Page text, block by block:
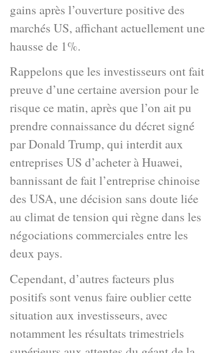
gains après l’ouverture positive des
marchés US, affichant actuellement une
hausse de 1%.
Rappelons que les investisseurs ont fait
preuve d’une certaine aversion pour le
risque ce matin, après que l’on ait pu
prendre connaissance du décret signé
par Donald Trump, qui interdit aux
entreprises US d’acheter à Huawei,
bannissant de fait l’entreprise chinoise
des USA, une décision sans doute liée
au climat de tension qui règne dans les
négociations commerciales entre les
deux pays.
Cependant, d’autres facteurs plus
positifs sont venus faire oublier cette
situation aux investisseurs, avec
notamment les résultats trimestriels